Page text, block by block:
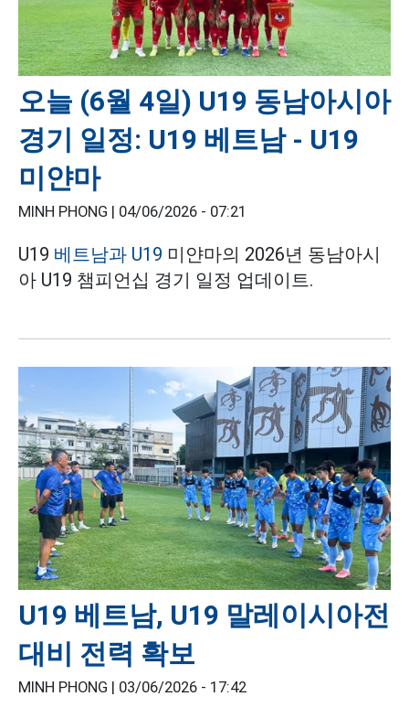
오늘 (6월 4일) U19 동남아시아
경기 일정: U19 베트남 - U19
미얀마
MINH PHONG | 04/06/2026 - 07:21
U19 베트남과 U19 미얀마의 2026년 동남아시
아 U19 챔피언십 경기 일정 업데이트.
U19 베트남, U19 말레이시아전
대비 전력 확보
MINH PHONG | 03/06/2026 - 17:42